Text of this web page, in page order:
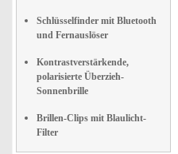
Schlüsselfinder mit Bluetooth
und Fernauslöser
Kontrastverstärkende,
polarisierte Überzieh-
Sonnenbrille
Brillen-Clips mit Blaulicht-
Filter